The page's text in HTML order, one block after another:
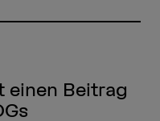
einen Beitrag